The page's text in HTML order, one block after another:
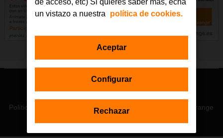
© Orange 2026
Accesibilidad
Lectura accesible: Confort+
Contacto
Política de privacidad
Política de cookies Orange
un vistazo a nuestra
política de cookies.
Configurar
Rechazar
Aceptar